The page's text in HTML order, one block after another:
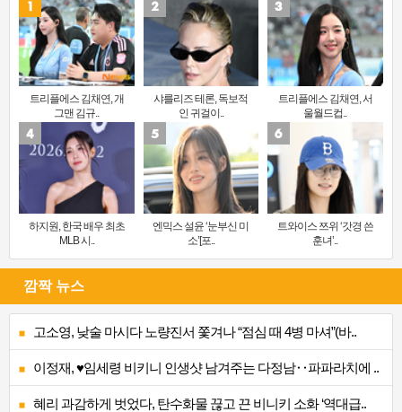
트리플에스 김채연, 개
그맨 김규..
샤를리즈 테론, 독보적
인 귀걸이..
트리플에스 김채연, 서
울월드컵..
하지원, 한국 배우 최초
MLB 시..
엔믹스 설윤 ‘눈부신 미
소’[포..
트와이스 쯔위 ‘갓경 쓴
훈녀’..
깜짝 뉴스
고소영, 낮술 마시다 노량진서 쫓겨나 “점심 때 4병 마셔”(바..
이정재, ♥임세령 비키니 인생샷 남겨주는 다정남‥파파라치에 ..
혜리 과감하게 벗었다, 탄수화물 끊고 끈 비니키 소화 ‘역대급..